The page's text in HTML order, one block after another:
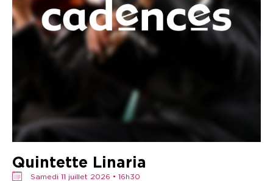
Quintette Linaria
samedi 11 juillet 2026 • 16h30